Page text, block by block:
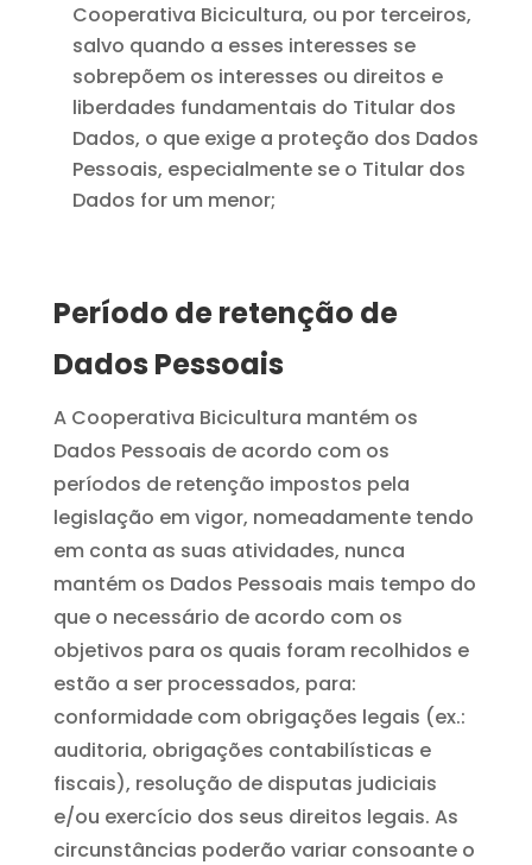
Cooperativa Bicicultura, ou por terceiros,
salvo quando a esses interesses se
sobrepõem os interesses ou direitos e
liberdades fundamentais do Titular dos
Dados, o que exige a proteção dos Dados
Pessoais, especialmente se o Titular dos
Dados for um menor;
Período de retenção de
Dados Pessoais
A Cooperativa Bicicultura mantém os
Dados Pessoais de acordo com os
períodos de retenção impostos pela
legislação em vigor, nomeadamente tendo
em conta as suas atividades, nunca
mantém os Dados Pessoais mais tempo do
que o necessário de acordo com os
objetivos para os quais foram recolhidos e
estão a ser processados, para:
conformidade com obrigações legais (ex.:
auditoria, obrigações contabilísticas e
fiscais), resolução de disputas judiciais
e/ou exercício dos seus direitos legais. As
circunstâncias poderão variar consoante o